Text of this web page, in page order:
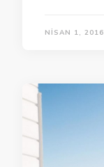
NISAN 1, 2016